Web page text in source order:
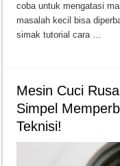
coba untuk mengatasi
masalah kecil bisa
simak tutorial cara …
Mesin Cuci
Simpel
Teknisi!